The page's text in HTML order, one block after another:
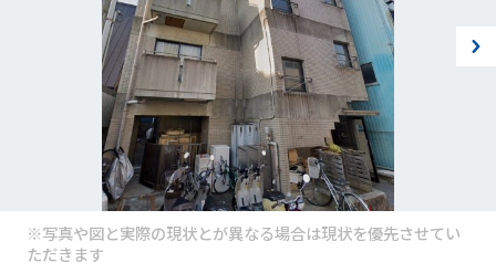
※写真や図と実際の現状とが異なる場合は現状を優先させてい
ただきます